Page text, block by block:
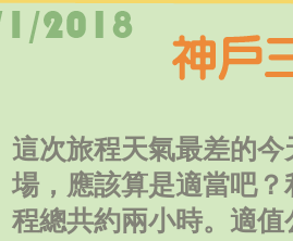
這次旅程天氣最差的
場，應該算是適當吧
程總共約兩小時。適